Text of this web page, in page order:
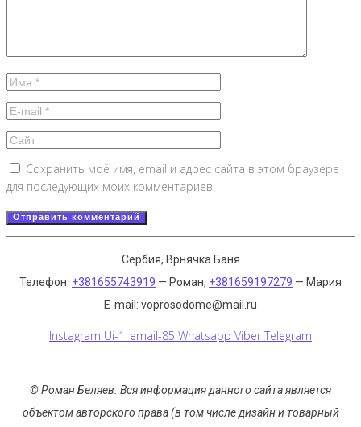
Сохранить моё имя, email и адрес сайта в этом браузере
для последующих моих комментариев.
Сербия, Врнячка Баня
Телефон: +381655743919 — Роман, +381659197279 — Мария
E-mail: voprosodome@mail.ru
Instagram Ui-1_email-85 Whatsapp Viber Telegram
© Роман Беляев. Вся информация данного сайта является
объектом авторского права (в том числе дизайн и товарный